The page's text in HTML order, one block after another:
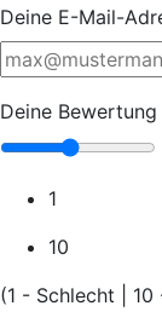
Deine E-Mail-
Deine Bewertung
1
10
(1 - Schlecht | 10